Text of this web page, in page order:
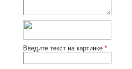
Введите текст на картинке *